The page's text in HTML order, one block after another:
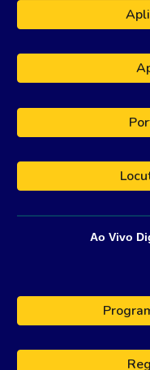
Ao Vivo